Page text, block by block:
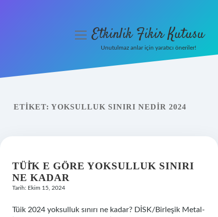
Yasal Uyarı
menüyüEtkinlik Fikir Kutusu
Unutulmaz anlar için yaratıcı öneriler!
ETIKET: YOKSULLUK SINIRI NEDIR 2024
TÜİK E GÖRE YOKSULLUK SINIRI
NE KADAR
Tarih: Ekim 15, 2024
Tüik 2024 yoksulluk sınırı ne kadar? DİSK/Birleşik Metal-